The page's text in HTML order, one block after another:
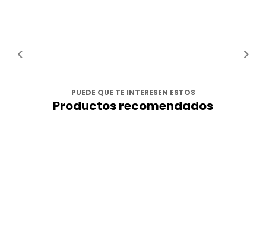
PUEDE QUE TE INTERESEN ESTOS
Productos recomendados